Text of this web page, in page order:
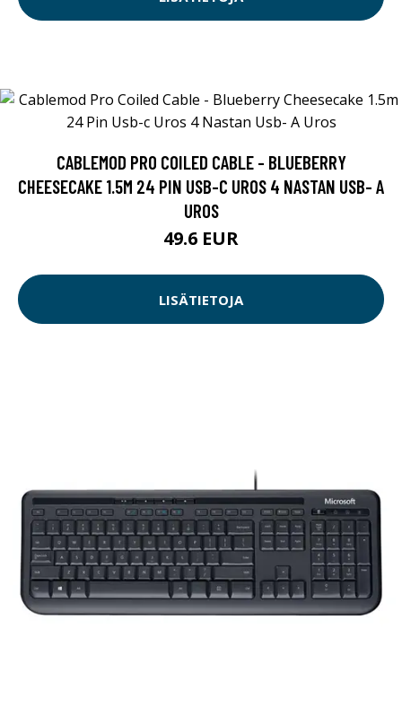
CABLEMOD PRO COILED CABLE - BLUEBERRY
CHEESECAKE 1.5M 24 PIN USB-C UROS 4 NASTAN USB- A
UROS
49.6 EUR
LISÄTIETOJA